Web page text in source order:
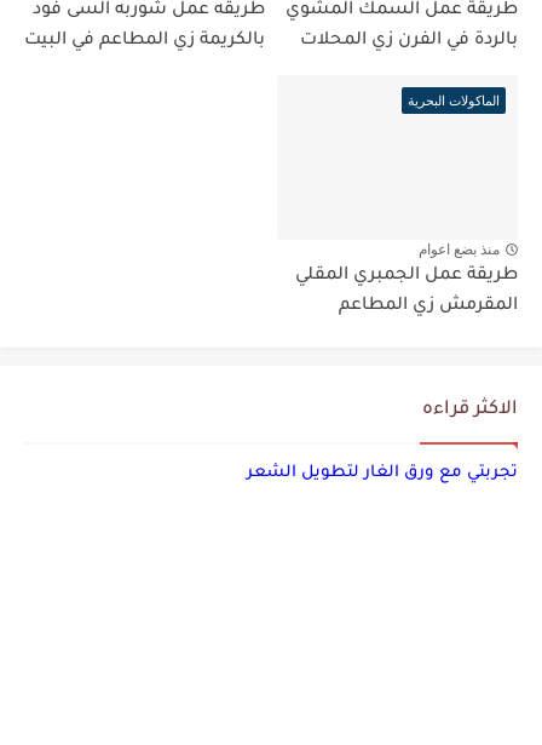
طريقة عمل السمك المشوي
بالردة في الفرن زي المحلات
طريقه عمل شوربه السى فود
بالكريمة زي المطاعم في البيت
الماكولات البحرية
منذ بضع اعوام
طريقة عمل الجمبري المقلي
المقرمش زي المطاعم
الاكثر قراءه
تجربتي مع ورق الغار لتطويل الشعر